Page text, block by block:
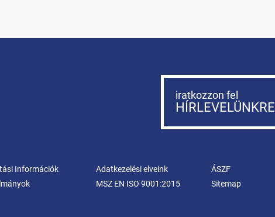
iratkozzon fel
HÍRLEVELÜNKRE
Információk Adatkezelési elveink ÁSZF
MSZ EN ISO 9001:2015 Sitemap